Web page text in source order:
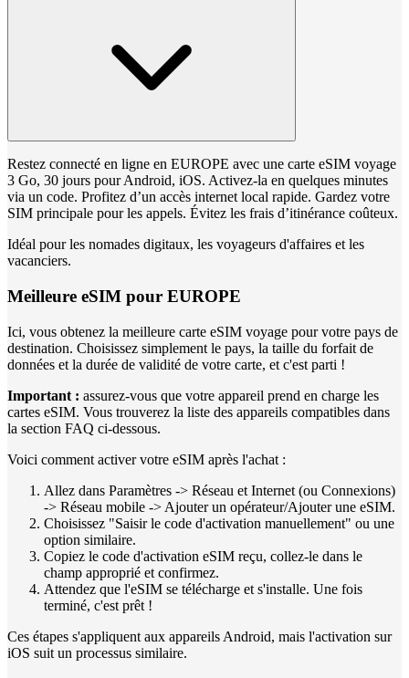
Restez connecté en ligne en EUROPE avec une carte eSIM voyage
3 Go, 30 jours pour Android, iOS. Activez-la en quelques minutes
via un code. Profitez d’un accès internet local rapide. Gardez votre
SIM principale pour les appels. Évitez les frais d’itinérance coûteux.
Idéal pour les nomades digitaux, les voyageurs d'affaires et les
vacanciers.
Meilleure eSIM pour EUROPE
Ici, vous obtenez la meilleure carte eSIM voyage pour votre pays de
destination. Choisissez simplement le pays, la taille du forfait de
données et la durée de validité de votre carte, et c'est parti !
Important : assurez-vous que votre appareil prend en charge les
cartes eSIM. Vous trouverez la liste des appareils compatibles dans
la section FAQ ci-dessous.
Voici comment activer votre eSIM après l'achat :
Allez dans Paramètres -> Réseau et Internet (ou Connexions)
-> Réseau mobile -> Ajouter un opérateur/Ajouter une eSIM.
Choisissez "Saisir le code d'activation manuellement" ou une
option similaire.
Copiez le code d'activation eSIM reçu, collez-le dans le
champ approprié et confirmez.
Attendez que l'eSIM se télécharge et s'installe. Une fois
terminé, c'est prêt !
Ces étapes s'appliquent aux appareils Android, mais l'activation sur
iOS suit un processus similaire.